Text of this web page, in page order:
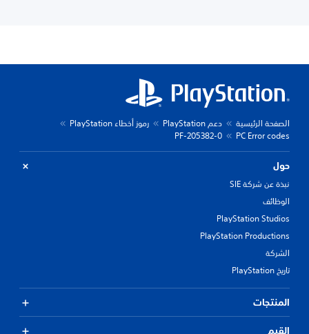
الصفحة الرئيسية دعم PlayStation
رموز أخطاء PlayStation
PC Error codes
PF-205382-0
حول
نبذة عن شركة SIE
الوظائف
PlayStation Studios
PlayStation Productions
الشركة
تاريخ PlayStation
المنتجات
القيم